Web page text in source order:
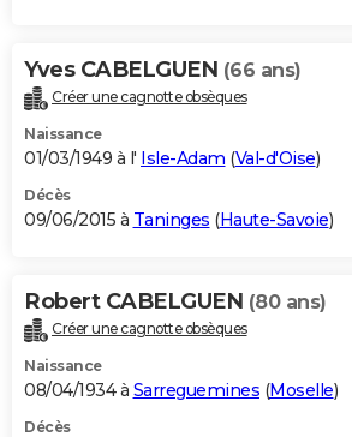
Yves CABELGUEN (66 ans)
Créer une cagnotte obsèques
Naissance
01/03/1949 à l' Isle-Adam (Val-d'Oise)
Décès
09/06/2015 à Taninges (Haute-Savoie)
Robert CABELGUEN (80 ans)
Créer une cagnotte obsèques
Naissance
08/04/1934 à Sarreguemines (Moselle)
Décès